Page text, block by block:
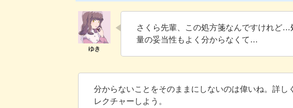
さくら先輩、この処方箋なんですけれど…
量の妥当性もよく分からなくて…
分からないことをそのままにしないのは偉いね。詳しく
レクチャーしよう。